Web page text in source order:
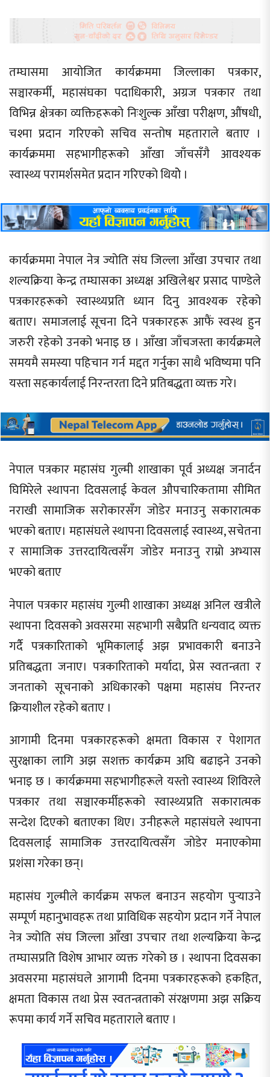
तम्घासमा आयोजित कार्यक्रममा जिल्लाका पत्रकार,
सञ्चारकर्मी, महासंघका पदाधिकारी, अग्रज पत्रकार तथा
विभिन्न क्षेत्रका व्यक्तिहरूको निःशुल्क आँखा परीक्षण, औंषधी,
चश्मा प्रदान गरिएको सचिव सन्तोष महताराले बताए ।
कार्यक्रममा सहभागीहरूको आँखा जाँचसँगै आवश्यक
स्वास्थ्य परामर्शसमेत प्रदान गरिएको थियोे ।
कार्यक्रममा नेपाल नेत्र ज्योति संघ जिल्ला आँखा उपचार तथा
शल्यक्रिया केन्द्र तम्घासका अध्यक्ष अखिलेश्वर प्रसाद पाण्डेले
पत्रकारहरूको स्वास्थ्यप्रति ध्यान दिनु आवश्यक रहेको
बताए। समाजलाई सूचना दिने पत्रकारहरू आफैं स्वस्थ हुन
जरुरी रहेको उनको भनाइ छ । आँखा जाँचजस्ता कार्यक्रमले
समयमै समस्या पहिचान गर्न मद्दत गर्नुका साथै भविष्यमा पनि
यस्ता सहकार्यलाई निरन्तरता दिने प्रतिबद्धता व्यक्त गरे।
नेपाल पत्रकार महासंघ गुल्मी शाखाका पूर्व अध्यक्ष जनार्दन
घिमिरेले स्थापना दिवसलाई केवल औपचारिकतामा सीमित
नराखी सामाजिक सरोकारसँग जोडेर मनाउनु सकारात्मक
भएको बताए। महासंघले स्थापना दिवसलाई स्वास्थ्य, सचेतना
र सामाजिक उत्तरदायित्वसँग जोडेर मनाउनु राम्रो अभ्यास
भएको बताए
नेपाल पत्रकार महासंघ गुल्मी शाखाका अध्यक्ष अनिल खत्रीले
स्थापना दिवसको अवसरमा सहभागी सबैप्रति धन्यवाद व्यक्त
गर्दै पत्रकारिताको भूमिकालाई अझ प्रभावकारी बनाउने
प्रतिबद्धता जनाए। पत्रकारिताको मर्यादा, प्रेस स्वतन्त्रता र
जनताको सूचनाको अधिकारको पक्षमा महासंघ निरन्तर
क्रियाशील रहेको बताए ।
आगामी दिनमा पत्रकारहरूको क्षमता विकास र पेशागत
सुरक्षाका लागि अझ सशक्त कार्यक्रम अघि बढाइने उनको
भनाइ छ । कार्यक्रममा सहभागीहरूले यस्तो स्वास्थ्य शिविरले
पत्रकार तथा सञ्चारकर्मीहरूको स्वास्थ्यप्रति सकारात्मक
सन्देश दिएको बताएका थिए। उनीहरूले महासंघले स्थापना
दिवसलाई सामाजिक उत्तरदायित्वसँग जोडेर मनाएकोमा
प्रशंसा गरेका छन्।
महासंघ गुल्मीले कार्यक्रम सफल बनाउन सहयोग पुर्‍याउने
सम्पूर्ण महानुभावहरू तथा प्राविधिक सहयोग प्रदान गर्ने नेपाल
नेत्र ज्योति संघ जिल्ला आँखा उपचार तथा शल्यक्रिया केन्द्र
तम्घासप्रति विशेष आभार व्यक्त गरेको छ । स्थापना दिवसका
अवसरमा महासंघले आगामी दिनमा पत्रकारहरूको हकहित,
क्षमता विकास तथा प्रेस स्वतन्त्रताको संरक्षणमा अझ सक्रिय
रूपमा कार्य गर्ने सचिव महताराले बताए ।